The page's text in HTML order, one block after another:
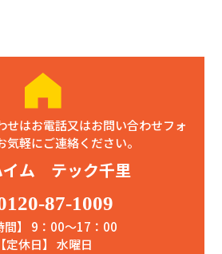
せはお電話又はお問い合わせフォ
気軽にご連絡ください。
イム テック千里
87-1009
間】 9：00〜17：00
【定休日】 水曜日